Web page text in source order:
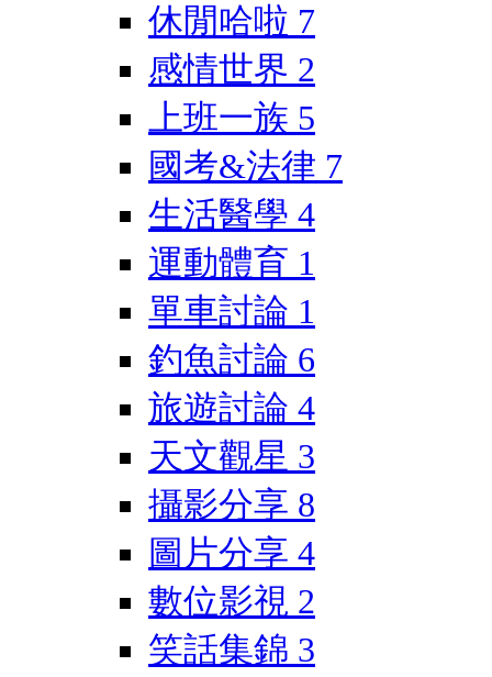
休閒哈啦 7
感情世界 2
上班一族 5
國考&法律 7
生活醫學 4
運動體育 1
單車討論 1
釣魚討論 6
旅遊討論 4
天文觀星 3
攝影分享 8
圖片分享 4
數位影視 2
笑話集錦 3